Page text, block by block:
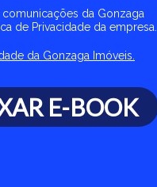
da Gonzaga
de Privacidade da empresa.
da Gonzaga Imóveis.
E-BOOK